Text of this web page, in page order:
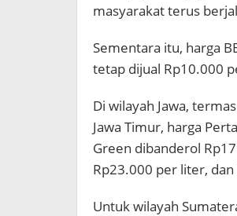
masyarakat terus
Sementara itu, harga
tetap dijual Rp10.000
Di wilayah Jawa,
Jawa Timur, harga
Green dibanderol
Rp23.000 per liter,
Untuk wilayah